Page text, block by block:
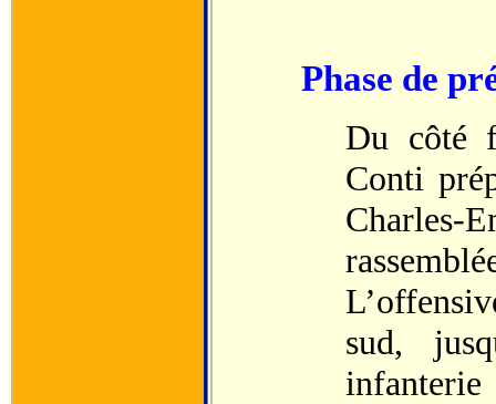
Phase de
Du côté
Conti
Charles-
sud,
infanterie